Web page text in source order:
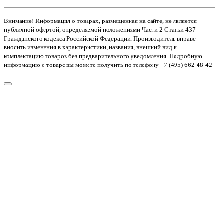
Внимание! Информация о товарах, размещенная на сайте, не является
публичной офертой, определяемой положениями Части 2 Статьи 437
Гражданского кодекса Российской Федерации. Производитель вправе
вносить изменения в характеристики, названия, внешний вид и
комплектацию товаров без предварительного уведомления. Подробную
информацию о товаре вы можете получить по телефону +7 (495) 662-48-42